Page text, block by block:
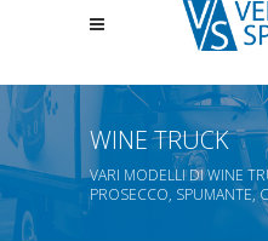
WINE TRUCK
VARI MODELLI DI WINE
PROSECCO, SPUMANTE,